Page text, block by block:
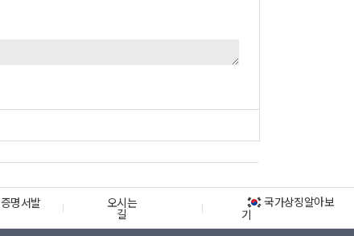
증명서발 오시는
길
국가상징알아보
기